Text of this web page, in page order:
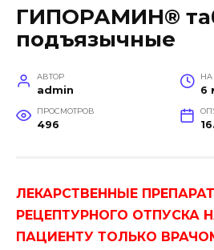
ГИПОРАМИН®
подъязычные
АВТОР
admin
НА
6
ПРОСМОТРОВ
496
ЛЕКАРСТВЕННЫЕ
РЕЦЕПТУРНОГО ОТПУСКА
ПАЦИЕНТУ ТОЛЬКО